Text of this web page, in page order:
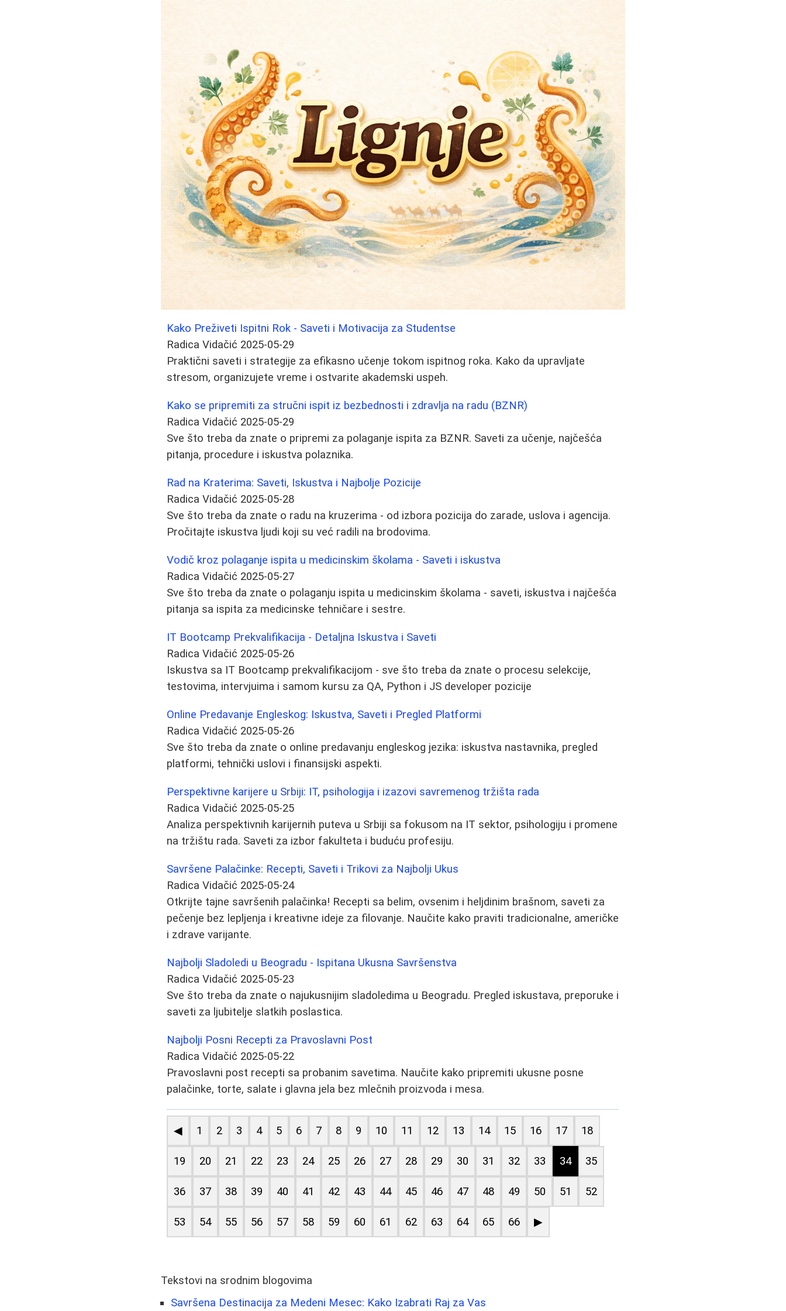
Kako Preživeti Ispitni Rok - Saveti i Motivacija za Studentse
Radica Vidačić 2025-05-29
Praktični saveti i strategije za efikasno učenje tokom ispitnog roka. Kako da upravljate
stresom, organizujete vreme i ostvarite akademski uspeh.
Kako se pripremiti za stručni ispit iz bezbednosti i zdravlja na radu (BZNR)
Radica Vidačić 2025-05-29
Sve što treba da znate o pripremi za polaganje ispita za BZNR. Saveti za učenje, najčešća
pitanja, procedure i iskustva polaznika.
Rad na Kraterima: Saveti, Iskustva i Najbolje Pozicije
Radica Vidačić 2025-05-28
Sve što treba da znate o radu na kruzerima - od izbora pozicija do zarade, uslova i agencija.
Pročitajte iskustva ljudi koji su već radili na brodovima.
Vodič kroz polaganje ispita u medicinskim školama - Saveti i iskustva
Radica Vidačić 2025-05-27
Sve što treba da znate o polaganju ispita u medicinskim školama - saveti, iskustva i najčešća
pitanja sa ispita za medicinske tehničare i sestre.
IT Bootcamp Prekvalifikacija - Detaljna Iskustva i Saveti
Radica Vidačić 2025-05-26
Iskustva sa IT Bootcamp prekvalifikacijom - sve što treba da znate o procesu selekcije,
testovima, intervjuima i samom kursu za QA, Python i JS developer pozicije
Online Predavanje Engleskog: Iskustva, Saveti i Pregled Platformi
Radica Vidačić 2025-05-26
Sve što treba da znate o online predavanju engleskog jezika: iskustva nastavnika, pregled
platformi, tehnički uslovi i finansijski aspekti.
Perspektivne karijere u Srbiji: IT, psihologija i izazovi savremenog tržišta rada
Radica Vidačić 2025-05-25
Analiza perspektivnih karijernih puteva u Srbiji sa fokusom na IT sektor, psihologiju i promene
na tržištu rada. Saveti za izbor fakulteta i buduću profesiju.
Savršene Palačinke: Recepti, Saveti i Trikovi za Najbolji Ukus
Radica Vidačić 2025-05-24
Otkrijte tajne savršenih palačinka! Recepti sa belim, ovsenim i heljdinim brašnom, saveti za
pečenje bez lepljenja i kreativne ideje za filovanje. Naučite kako praviti tradicionalne, američke
i zdrave varijante.
Najbolji Sladoledi u Beogradu - Ispitana Ukusna Savršenstva
Radica Vidačić 2025-05-23
Sve što treba da znate o najukusnijim sladoledima u Beogradu. Pregled iskustava, preporuke i
saveti za ljubitelje slatkih poslastica.
Najbolji Posni Recepti za Pravoslavni Post
Radica Vidačić 2025-05-22
Pravoslavni post recepti sa probanim savetima. Naučite kako pripremiti ukusne posne
palačinke, torte, salate i glavna jela bez mlečnih proizvoda i mesa.
◀ 1 2 3 4 5 6 7 8 9 10 11 12 13 14 15 16 17 18
19 20 21 22 23 24 25 26 27 28 29 30 31 32 33 34 35
36 37 38 39 40 41 42 43 44 45 46 47 48 49 50 51 52
53 54 55 56 57 58 59 60 61 62 63 64 65 66 ▶
Tekstovi na srodnim blogovima
Savršena Destinacija za Medeni Mesec: Kako Izabrati Raj za Vas